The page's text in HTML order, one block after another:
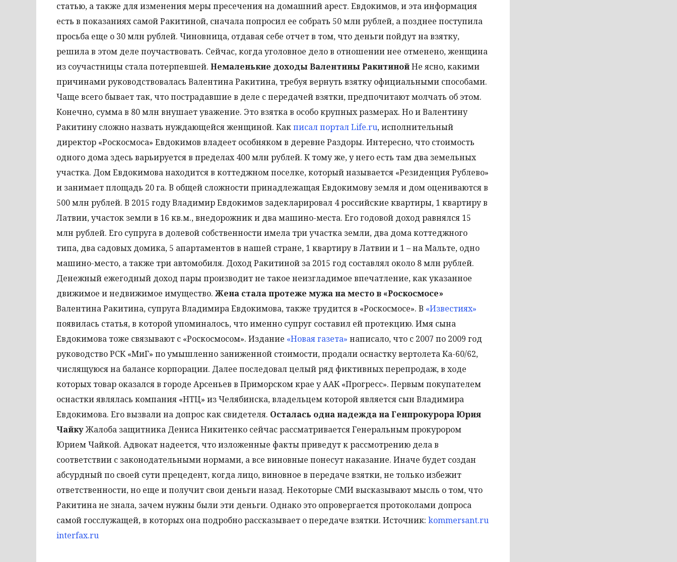
статью, а также для изменения меры пресечения на домашний арест. Евдокимов, и эта информация
есть в показаниях самой Ракитиной, сначала попросил ее собрать 50 млн рублей, а позднее поступила
просьба еще о 30 млн рублей. Чиновница, отдавая себе отчет в том, что деньги пойдут на взятку,
решила в этом деле поучаствовать. Сейчас, когда уголовное дело в отношении нее отменено, женщина
из соучастницы стала потерпевшей. Немаленькие доходы Валентины РакитинойНе ясно, какими
причинами руководствовалась Валентина Ракитина, требуя вернуть взятку официальными способами.
Чаще всего бывает так, что пострадавшие в деле с передачей взятки, предпочитают молчать об этом.
Конечно, сумма в 80 млн внушает уважение. Это взятка в особо крупных размерах. Но и Валентину
Ракитину сложно назвать нуждающейся женщиной. Какписал портал Life.ru, исполнительный
директор «Роскосмоса» Евдокимов владеет особняком в деревне Раздоры. Интересно, что стоимость
одного дома здесь варьируется в пределах 400 млн рублей. К тому же, у него есть там два земельных
участка. Дом Евдокимова находится в коттеджном поселке, который называется «Резиденция Рублево»
и занимает площадь 20 га. В общей сложности принадлежащая Евдокимову земля и дом оцениваются в
500 млн рублей. В 2015 году Владимир Евдокимов задекларировал 4 российские квартиры, 1 квартиру в
Латвии, участок земли в 16 кв.м., внедорожник и два машино-места. Его годовой доход равнялся 15
млн рублей. Его супруга в долевой собственности имела три участка земли, два дома коттеджного
типа, два садовых домика, 5 апартаментов в нашей стране, 1 квартиру в Латвии и 1 – на Мальте, одно
машино-место, а также три автомобиля. Доход Ракитиной за 2015 год составлял около 8 млн рублей.
Денежный ежегодный доход пары производит не такое неизгладимое впечатление, как указанное
движимое и недвижимое имущество. Жена стала протеже мужа на место в «Роскосмосе»
Валентина Ракитина, супруга Владимира Евдокимова, также трудится в «Роскосмосе». В «Известиях»
появилась статья, в которой упоминалось, что именно супруг составил ей протекцию. Имя сына
Евдокимова тоже связывают с «Роскосмосом». Издание «Новая газета» написало, что с 2007 по 2009 год
руководство РСК «МиГ» по умышленно заниженной стоимости, продали оснастку вертолета Ка-60/62,
числящуюся на балансе корпорации. Далее последовал целый ряд фиктивных перепродаж, в ходе
которых товар оказался в городе Арсеньев в Приморском крае у ААК «Прогресс». Первым покупателем
оснастки являлась компания «НТЦ» из Челябинска, владельцем которой является сын Владимира
Евдокимова. Его вызвали на допрос как свидетеля. Осталась одна надежда на Генпрокурора Юрия
ЧайкуЖалоба защитника Дениса Никитенко сейчас рассматривается Генеральным прокурором
Юрием Чайкой. Адвокат надеется, что изложенные факты приведут к рассмотрению дела в
соответствии с законодательными нормами, а все виновные понесут наказание. Иначе будет создан
абсурдный по своей сути прецедент, когда лицо, виновное в передаче взятки, не только избежит
ответственности, но еще и получит свои деньги назад. Некоторые СМИ высказывают мысль о том, что
Ракитина не знала, зачем нужны были эти деньги. Однако это опровергается протоколами допроса
самой госслужащей, в которых она подробно рассказывает о передаче взятки. Источник: kommersant.ru
interfax.ru